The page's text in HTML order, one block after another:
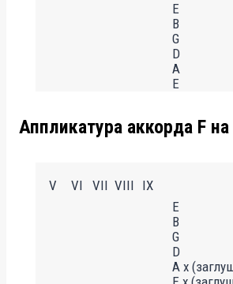
E
B
G
D
A
E
Аппликатура аккорда F
IX
VIII
VII
VI
V
E
B
G
D
A x